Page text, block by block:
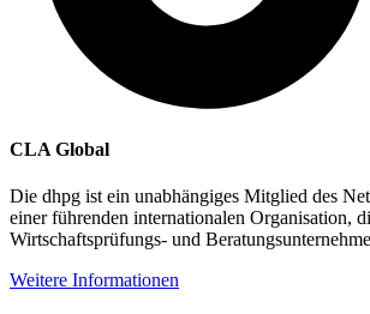
CLA Global
Die dhpg ist ein unabhängiges Mitglied des
einer führenden internationalen Organisation,
Wirtschaftsprüfungs- und
Weitere Informationen